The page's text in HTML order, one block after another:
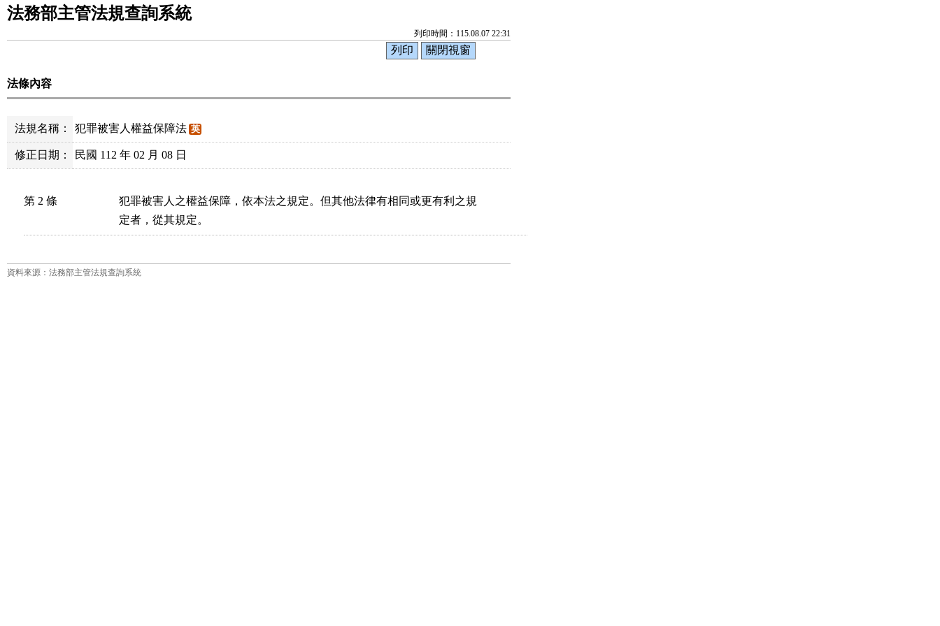
法務部主管法規查詢系統
列印時間：115.08.07 22:31
法條內容
法規名稱： 犯罪被害人權益保障法 英
修正日期： 民國 112 年 02 月 08 日
第 2 條
犯罪被害人之權益保障，依本法之規定。但其他法律有相同或更有利之規
定者，從其規定。
資料來源：法務部主管法規查詢系統